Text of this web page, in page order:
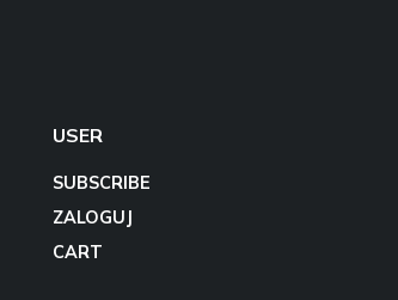
USER
SUBSCRIBE
ZALOGUJ
CART